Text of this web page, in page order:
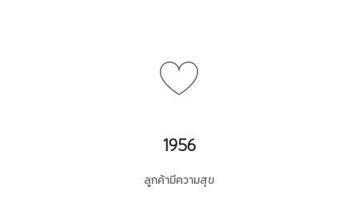
1956
ลูกค้ามีความสุข